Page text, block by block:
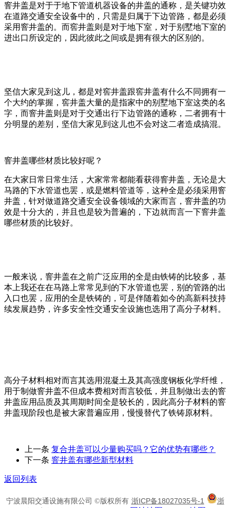
窨井盖是对于于地下管道机器设备的井盖的通称，是关键功效
在道路交通安全设备中的，只需是归属于下边管路，都是必须
采用窨井盖的。而窖井盖则是对于地下室，对于别墅地下室的
进出口所设定的，因此彼此之间或是拥有很大的区别的。
坚信大家见到这儿，都是对窖井盖跟窖井盖有什么不同拥有一
个大约的掌握，窖井盖大量的是指家中的别墅地下室这类的名
字，而窨井盖则是对于交通出行下边管路的通称，二者拥有十
分明显的差别，坚信大家见到这儿也不会对这二者造成搞混。
窨井盖哪些材质比较好呢？
在大家日常日常生活，大家常常都能看获得窨井盖，无论是大
马路的下水管道也罢，或是燃料管道等，这种全是必须采用窨
井盖，针对做道路交通安全设备领域的大家而言，窨井盖的功
效是十分大的，并且也是较为普遍的，下边就而言一下窨井盖
哪些材质的比较好。
一般来说，窨井盖在之前广泛应用的全是由铁铸的比较多，基
本上我还在在马路上常常见到的下水管道也罢，别的管路的出
入口也罢，应用的全是铁铸的，可是伴随着如今的高新科技持
续发展趋势，许多安全性交通安全设施也选用了高分子材料。
高分子材料相对而言其选用混凝土及其高强度钢板化学纤维，
用于制做窨井盖不但成本费相对而言较低，并且制做出去的窨
井盖应用品质及其周期时间全是较长的，因此高分子材料的窨
井盖现阶段也是被大家普遍应用，慢慢替代了铁铸原材料。
上一条 复合井盖可以少量购买吗？它的优势有哪些？
下一条 窨井盖有哪些新型材料
返回列表
宁波晨阳交通设施有限公司 ©版权所有 浙ICP备18027035号-1
浙